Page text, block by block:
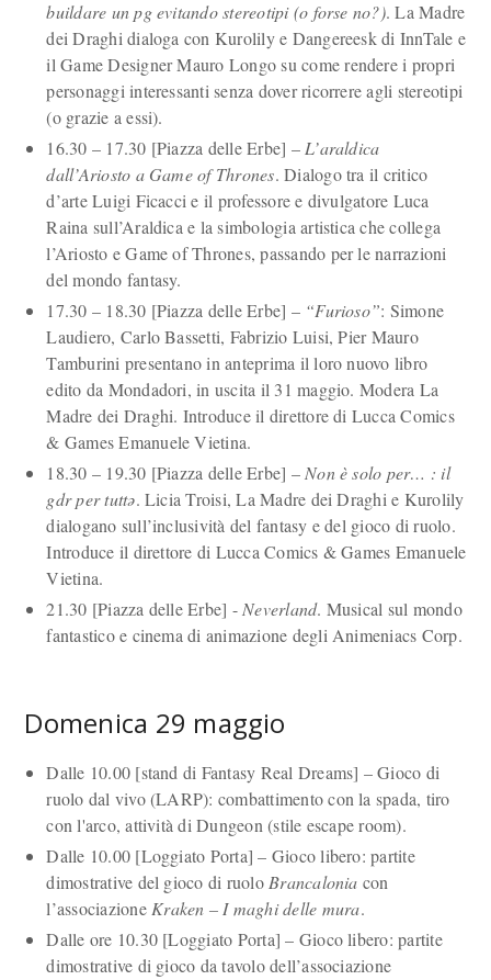
buildare un pg evitando stereotipi (o forse no?). La Madre
dei Draghi dialoga con Kurolily e Dangereesk di InnTale e
il Game Designer Mauro Longo su come rendere i propri
personaggi interessanti senza dover ricorrere agli stereotipi
(o grazie a essi).
16.30 – 17.30 [Piazza delle Erbe] – L’araldica
dall’Ariosto a Game of Thrones. Dialogo tra il critico
d’arte Luigi Ficacci e il professore e divulgatore Luca
Raina sull’Araldica e la simbologia artistica che collega
l’Ariosto e Game of Thrones, passando per le narrazioni
del mondo fantasy.
17.30 – 18.30 [Piazza delle Erbe] – “Furioso”: Simone
Laudiero, Carlo Bassetti, Fabrizio Luisi, Pier Mauro
Tamburini presentano in anteprima il loro nuovo libro
edito da Mondadori, in uscita il 31 maggio. Modera La
Madre dei Draghi. Introduce il direttore di Lucca Comics
& Games Emanuele Vietina.
18.30 – 19.30 [Piazza delle Erbe] – Non è solo per… : il
gdr per tuttə. Licia Troisi, La Madre dei Draghi e Kurolily
dialogano sull’inclusività del fantasy e del gioco di ruolo.
Introduce il direttore di Lucca Comics & Games Emanuele
Vietina.
21.30 [Piazza delle Erbe] -Neverland. Musical sul mondo
fantastico e cinema di animazione degli Animeniacs Corp.
Domenica 29 maggio
Dalle 10.00 [stand di Fantasy Real Dreams] – Gioco di
ruolo dal vivo (LARP): combattimento con la spada, tiro
con l'arco, attività di Dungeon (stile escape room).
Dalle 10.00 [Loggiato Porta] – Gioco libero: partite
dimostrative del gioco di ruolo Brancalonia con
l’associazioneKraken – I maghi delle mura.
Dalle ore 10.30 [Loggiato Porta] – Gioco libero: partite
dimostrative di gioco da tavolo dell’associazione